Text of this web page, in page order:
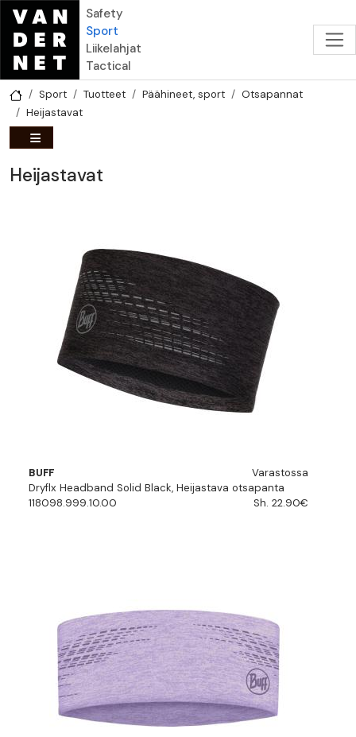
Hyppää pääsisältöön
Safety
Sport
Liikelahjat
Tactical
Sport Tuotteet Päähineet, sport
Otsapannat
Heijastavat
Heijastavat
BUFF
Varastossa
Dryflx Headband Solid Black, Heijastava otsapanta
118098.999.10.00
Sh. 22.90€